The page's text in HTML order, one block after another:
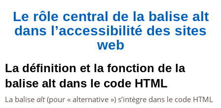
Le rôle central de la balise alt
dans l’accessibilité des sites
web
La définition et la fonction de la
balise alt dans le code HTML
La balise alt(pour « alternative ») s’intègre dans le code HTML